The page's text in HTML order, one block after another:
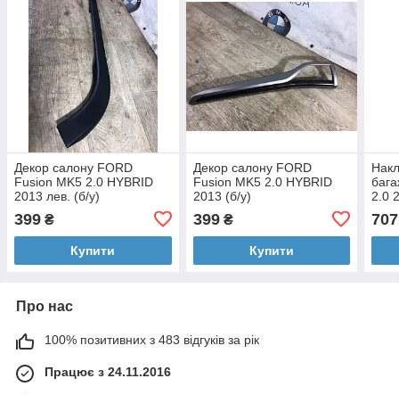
Декор салону FORD
Fusion MK5 2.0 HYBRID
2013 лев. (б/у)
399 ₴
Купити
Декор салону FORD
Fusion MK5 2.0 HYBRID
2013 (б/у)
399₴
Купити
2.0
707
Про нас
100% позитивних з 483 відгуків за рік
Працює з 24.11.2016